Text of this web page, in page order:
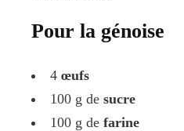
Pour la génoise
4 œufs
100 g desucre
100 g defarine